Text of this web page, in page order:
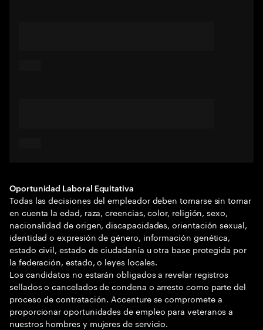
Oportunidad Laboral Equitativa
Todas las decisiones del empleador deben tomarse sin tomar
en cuenta la edad, raza, creencias, color, religión, sexo,
nacionalidad de origen, discapacidades, orientación sexual,
identidad o expresión de género, información genética,
estado civil, estado de ciudadanía u otra base protegida por
la federación, estado, o leyes locales.
Los candidatos no estarán obligados a revelar registros
sellados o cancelados de condena o arresto como parte del
proceso de contratación. Accenture se compromete a
proporcionar oportunidades de empleo para veteranos a
nuestros hombres y mujeres de servicio.